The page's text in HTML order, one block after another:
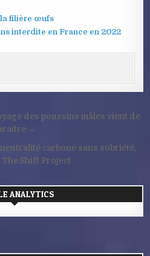
la filière œufs
interdite en France en 2022
des poussins mâles vient de
→
carbone sans sobriété,
Shift Project
ANALYTICS